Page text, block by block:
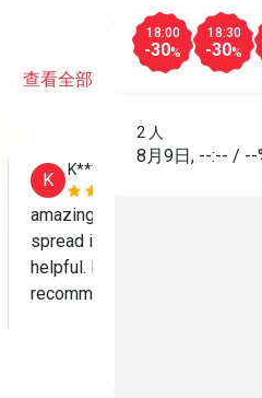
查看全部
K
K*******n
amazing venue for fun and
spread is amazing and staff is
helpful. love sich gathering and
recommended to book LeMidi
18:00
-30%
18:30
-30%
2 人
8月9日 , --:-- / --